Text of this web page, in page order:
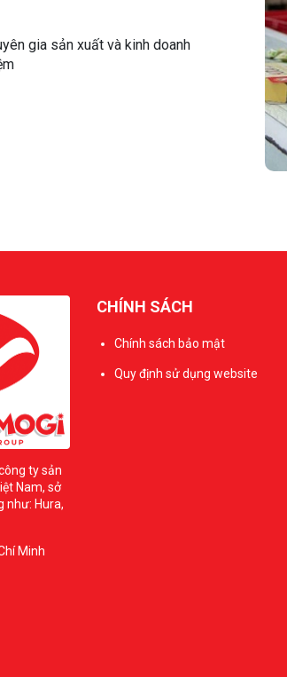
gia sản xuất và kinh doanh
ty sản
Nam, sở
như: Hura,
Minh
CHÍNH SÁCH
Chính sách bảo mật
Quy định sử dụng website